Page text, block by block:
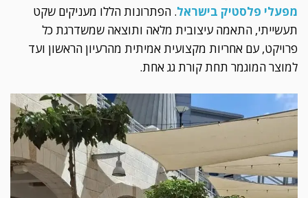
מפעלי פלסטיק בישראל. הפתרונות הללו מעניקים שקט
תעשייתי, התאמה עיצובית מלאה ותוצאה שמשדרגת כל
פרויקט, עם אחריות מקצועית אמיתית מהרעיון הראשון ועד
למוצר המוגמר תחת קורת גג אחת.